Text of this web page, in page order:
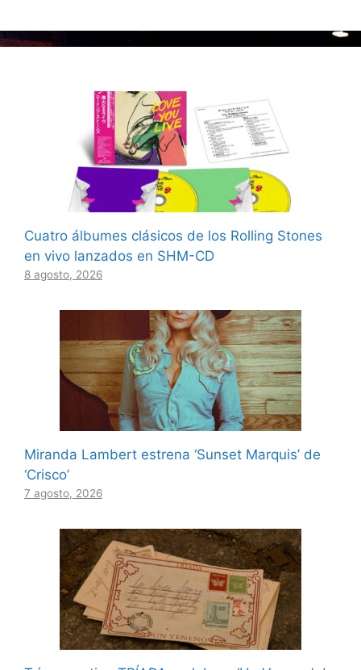
Cuatro álbumes clásicos de los Rolling Stones
en vivo lanzados en SHM-CD
8 agosto, 2026
Miranda Lambert estrena ‘Sunset Marquis’ de
‘Crisco’
7 agosto, 2026